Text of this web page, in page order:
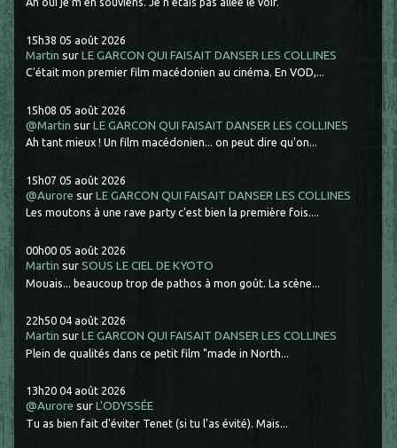
15h38 05 août 2026
Martin surLE GARCON QUI FAISAIT DANSER LES COLLINES
C'était mon premier film macédonien au cinéma. En VOD,...
15h08 05 août 2026
@Martin surLE GARCON QUI FAISAIT DANSER LES COLLINES
Ah tant mieux ! Un film macédonien... on peut dire qu'on...
15h07 05 août 2026
@Aurore surLE GARCON QUI FAISAIT DANSER LES COLLINES
Les moutons à une rave party c'est bien la première fois....
00h00 05 août 2026
Martin surSOUS LE CIEL DE KYOTO
Mouais... beaucoup trop de pathos à mon goût. La scène...
22h50 04 août 2026
Martin surLE GARCON QUI FAISAIT DANSER LES COLLINES
Plein de qualités dans ce petit film "made in North...
13h20 04 août 2026
@Aurore surL'ODYSSÉE
Tu as bien fait d'éviter Tenet (si tu l'as évité). Mais...